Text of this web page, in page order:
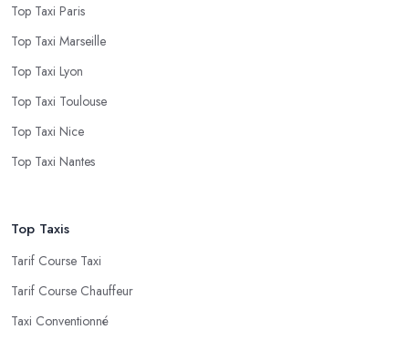
Top Taxi Paris
Top Taxi Marseille
Top Taxi Lyon
Top Taxi Toulouse
Top Taxi Nice
Top Taxi Nantes
Top Taxis
Tarif Course Taxi
Tarif Course Chauffeur
Taxi Conventionné